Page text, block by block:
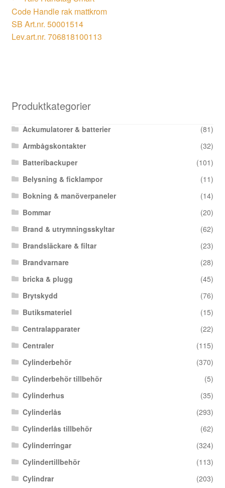
inlägg:
Code Handle rak mattkrom
SB Art.nr. 50001514
Lev.art.nr. 706818100113
Produktkategorier
Ackumulatorer & batterier
(81)
Armbågskontakter
(32)
Batteribackuper
(101)
Belysning & ficklampor
(11)
Bokning & manöverpaneler
(14)
Bommar
(20)
Brand & utrymningsskyltar
(62)
Brandsläckare & filtar
(23)
Brandvarnare
(28)
bricka & plugg
(45)
Brytskydd
(76)
Butiksmateriel
(15)
Centralapparater
(22)
Centraler
(115)
Cylinderbehör
(370)
Cylinderbehör tillbehör
(5)
Cylinderhus
(35)
Cylinderlås
(293)
Cylinderlås tillbehör
(62)
Cylinderringar
(324)
Cylindertillbehör
(113)
Cylindrar
(203)